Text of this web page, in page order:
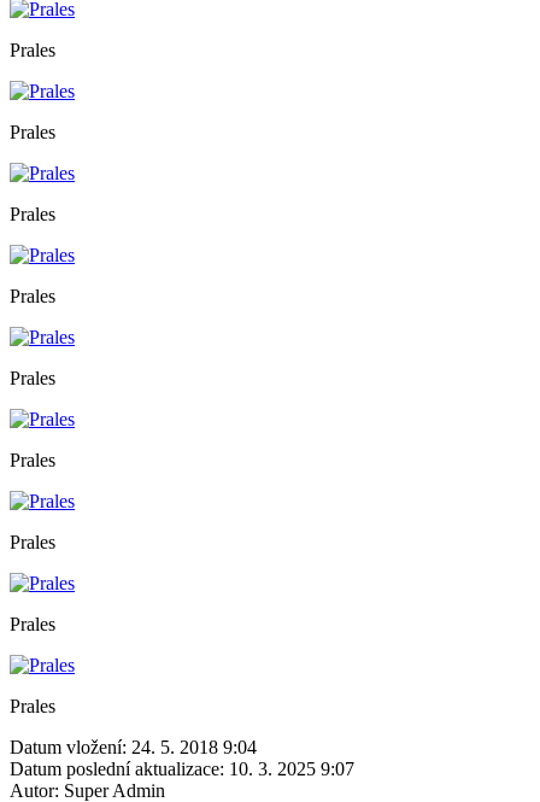
Prales
Prales
Prales
Prales
Prales
Prales
Prales
Prales
Prales
Datum vložení: 24. 5. 2018 9:04
Datum poslední aktualizace: 10. 3. 2025 9:07
Autor: Super Admin